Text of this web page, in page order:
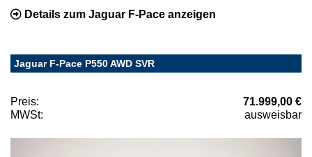
Details zum Jaguar F-Pace anzeigen
Jaguar F-Pace P550 AWD SVR
Preis:
71.999,00 €
MWSt:
ausweisbar